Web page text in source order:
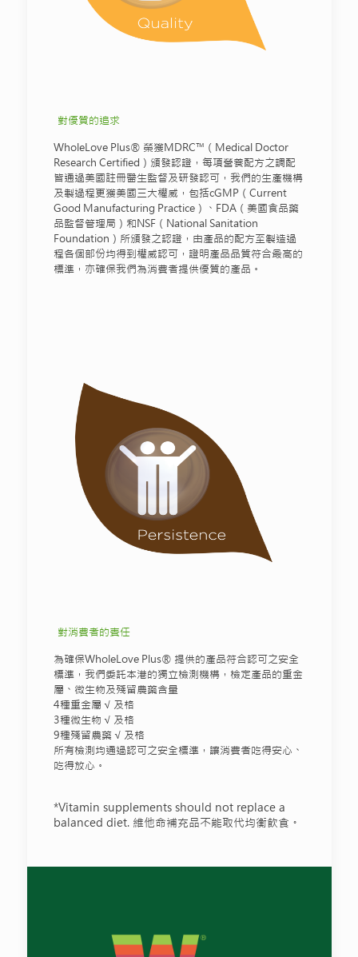
對優質的追求
WholeLove Plus® 榮獲MDRC™（Medical Doctor
Research Certified）頒發認證，每項營養配方之調配
皆通過美國註冊醫生監督及研發認可，我們的生產機構
及製過程更獲美國三大權威，包括cGMP（Current
Good Manufacturing Practice）、FDA（美國食品藥
品監督管理局）和NSF（National Sanitation
Foundation）所頒發之認證，由產品的配方至製造過
程各個部份均得到權威認可，證明產品品質符合最高的
標準，亦確保我們為消費者提供優質的產品。
對消費者的責任
為確保WholeLove Plus® 提供的產品符合認可之安全
標準，我們委託本港的獨立檢測機構，檢定產品的重金
屬、微生物及殘留農藥含量
4種重金屬 √ 及格
3種微生物 √ 及格
9種殘留農藥 √ 及格
所有檢測均通過認可之安全標準，讓消費者吃得安心、
吃得放心。
*Vitamin supplements should not replace a
balanced diet. 維他命補充品不能取代均衡飲食。